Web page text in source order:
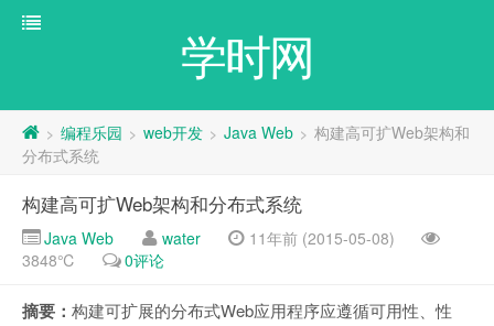
学时网
> 编程乐园 > web开发 > Java Web > 构建高可扩Web架构和
分布式系统
构建高可扩Web架构和分布式系统
Java Web water
11年前 (2015-05-08)
3848℃
0评论
摘要： 构建可扩展的分布式Web应用程序应遵循可用性、性